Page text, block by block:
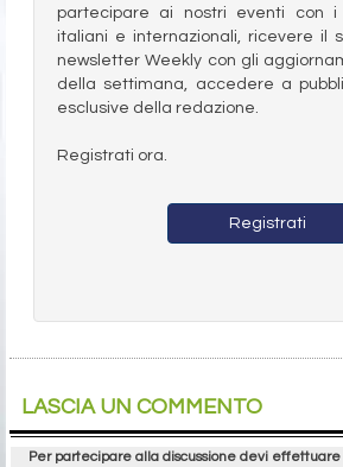
partecipare ai nostri eventi con i
italiani e internazionali, ricevere il
newsletter Weekly con gli
della settimana, accedere a
esclusive della redazione.
Registrati ora.
Registrati
LASCIA UN COMMENTO
Per partecipare alla discussione devi effettuare